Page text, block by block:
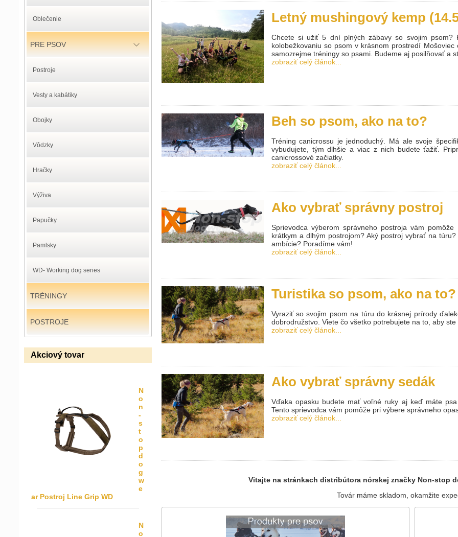
Oblečenie
PRE PSOV
Postroje
Vesty a kabátiky
Obojky
Vôdzky
Hračky
Výživa
Papučky
Pamlsky
WD- Working dog series
TRÉNINGY
POSTROJE
Akciový tovar
N
o
n
-
s
t
o
p
d
o
g
w
e
ar Postroj Line Grip WD
N
o
Letný mushingový kemp
Chcete si užiť 5 dní plných zábavy so svojim
kolobežkovaniu so psom v krásnom prostredí
samozrejme tréningy so psami. Budeme aj posilňovať a
zobraziť celý článok...
Beh so psom, ako na to?
Tréning canicrossu je jednoduchý. Má ale svoje
vybudujete, tým dlhšie a viac z nich budete ťažiť.
canicrossové začiatky.
zobraziť celý článok...
Ako vybrať správny postroj
Sprievodca výberom správneho postroja vám
krátkym a dlhým postrojom? Aký postroj vybrať na
ambície? Poradíme vám!
zobraziť celý článok...
Turistika so psom, ako na to?
Vyraziť so svojim psom na túru do krásnej prírody
dobrodružstvo. Viete čo všetko potrebujete na to, aby
zobraziť celý článok...
Ako vybrať správny sedák
Vďaka opasku budete mať voľné ruky aj keď máte
Tento sprievodca vám pomôže pri výbere správneho
zobraziť celý článok...
Vitajte na stránkach distribútora nórskej značky Non-stop
Továr máme skladom, okamžite